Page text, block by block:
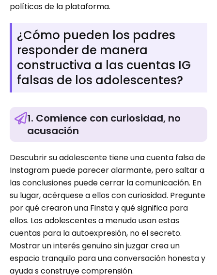
políticas de la plataforma.
¿Cómo pueden los padres
responder de manera
constructiva a las cuentas IG
falsas de los adolescentes?
1. Comience con curiosidad, no
acusación
Descubrir su adolescente tiene una cuenta falsa de
Instagram puede parecer alarmante, pero saltar a
las conclusiones puede cerrar la comunicación. En
su lugar, acérquese a ellos con curiosidad. Pregunte
por qué crearon una Finsta y qué significa para
ellos. Los adolescentes a menudo usan estas
cuentas para la autoexpresión, no el secreto.
Mostrar un interés genuino sin juzgar crea un
espacio tranquilo para una conversación honesta y
ayuda s construye comprensión.